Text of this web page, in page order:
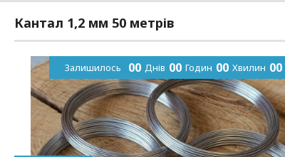
Кантал 1,2 мм 50 метрів
Залишилось 00 Днів 00 Годин 00 Хвилин 00